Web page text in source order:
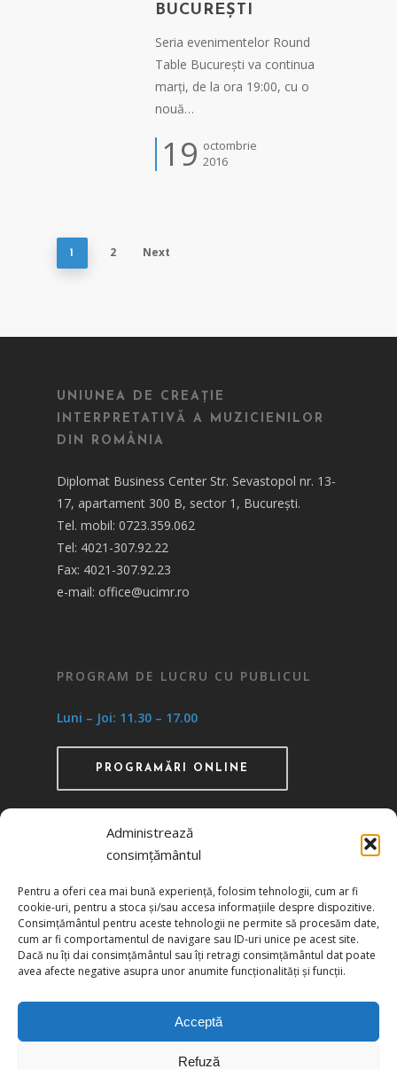
Administrează
consimțământul
Pentru a oferi cea mai bună experiență, folosim tehnologii, cum ar fi
cookie-uri, pentru a stoca și/sau accesa informațiile despre dispozitive.
Consimțământul pentru aceste tehnologii ne permite să procesăm date,
cum ar fi comportamentul de navigare sau ID-uri unice pe acest site.
Dacă nu îți dai consimțământul sau îți retragi consimțământul dat poate
avea afecte negative asupra unor anumite funcționalități și funcții.
Acceptă
Refuză
BUCUREȘTI
Seria evenimentelor Round
Table București va continua
marți, de la ora 19:00, cu o
nouă…
19 octombrie
2016
2 Next
UNIUNEA DE CREAȚIE
INTERPRETATIVĂ A MUZICIENILOR
DIN ROMÂNIA
Diplomat Business Center Str. Sevastopol nr. 13-
17, apartament 300 B, sector 1, București.
Tel. mobil: 0723.359.062
Tel: 4021-307.92.22
Fax: 4021-307.92.23
e-mail: office@ucimr.ro
PROGRAM DE LUCRU CU PUBLICUL
Luni – Joi: 11.30 – 17.00
PROGRAMĂRI ONLINE
prin HG 1242/29.11.2000 publicată în MO nr.
634/06.12.2000
Politica de confidențialitate
Politica de cookies